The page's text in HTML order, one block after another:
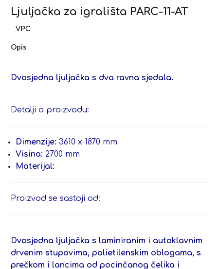
Ljuljačka za igrališta PARC-11-AT
Opis
Dvosjedna ljuljačka s dva ravna sjedala.
Detalji o proizvodu:
Dimenzije: 3610 x 1870 mm
Visina: 2700 mm
Materijal:
Proizvod se sastoji od:
Dvosjedna ljuljačka s laminiranim i autoklavnim
drvenim stupovima, polietilenskim oblogama, s
prečkom i lancima od pocinčanog čelika i